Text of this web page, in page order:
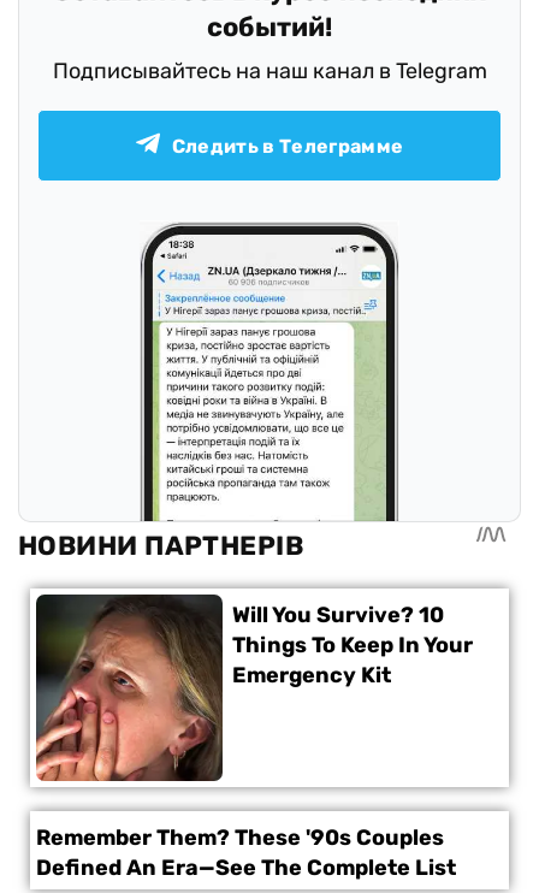
событий!
Подписывайтесь на наш канал в Telegram
Следить в Телеграмме